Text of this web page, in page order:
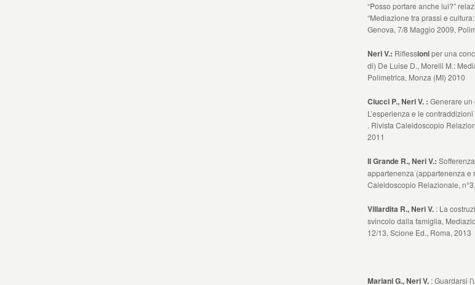
“Posso portare anche lui?”
“Mediazione tra prassi e
Genova, 7/8 Maggio 2009,
Neri V.: Riflessioniper una
di) De Luise D., Morelli M.:
Polimetrica, Monza (MI) 2010
Ciucci P., Neri V.: Generare un
L’esperienza e le
. Rivista Caleidoscopio
2011
Il Grande R., Neri V.:
appartenenza (appartenenza e
Caleidoscopio Relazionale,
Villardita R., Neri V.: La
svincolo dalla famiglia,
12/13, Scione Ed., Roma, 2013
Mariani G., Neri V.: Guardarsi